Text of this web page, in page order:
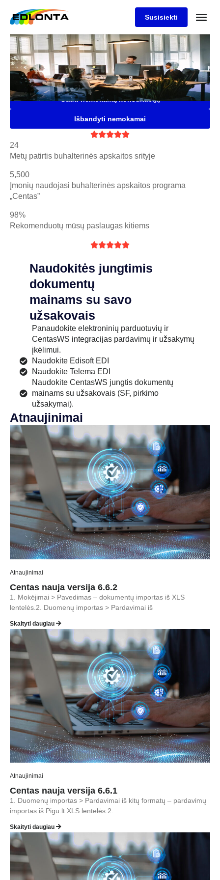
Susisiekti
Išbandyti nemokamai
Gauti nemokamą konsultaciją
Saugi, patogi ir lanksti buhalterinė programa Jūsų įmonei,
kuria naudojasi daugiau nei 5500 įmonių
Buhalterinės apskaitos
programa "Centas"

24
Metų patirtis buhalterinės apskaitos srityje
5,500
Įmonių naudojasi buhalterinės apskaitos programa
„Centas”
98%
Rekomenduotų mūsų paslaugas kitiems

Naudokitės jungtimis
dokumentų
mainams su savo
užsakovais
Panaudokite elektroninių parduotuvių ir
CentasWS integracijas pardavimų ir užsakymų
įkėlimui.
Naudokite Edisoft EDI
Naudokite Telema EDI
Naudokite CentasWS jungtis dokumentų
mainams su užsakovais (SF, pirkimo
užsakymai).
Atnaujinimai
Atnaujinimai
Centas nauja versija 6.6.2
1. Mokėjimai > Pavedimas – dokumentų importas iš XLS
lentelės.2. Duomenų importas > Pardavimai iš
Skaityti daugiau
Atnaujinimai
Centas nauja versija 6.6.1
1. Duomenų importas > Pardavimai iš kitų formatų – pardavimų
importas iš Pigu.lt XLS lentelės.2.
Skaityti daugiau